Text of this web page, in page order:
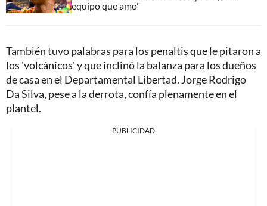
equipo que amo"
También tuvo palabras para los penaltis que le pitaron a
los 'volcánicos' y que inclinó la balanza para los dueños
de casa en el Departamental Libertad. Jorge Rodrigo
Da Silva, pese a la derrota, confía plenamente en el
plantel.
PUBLICIDAD